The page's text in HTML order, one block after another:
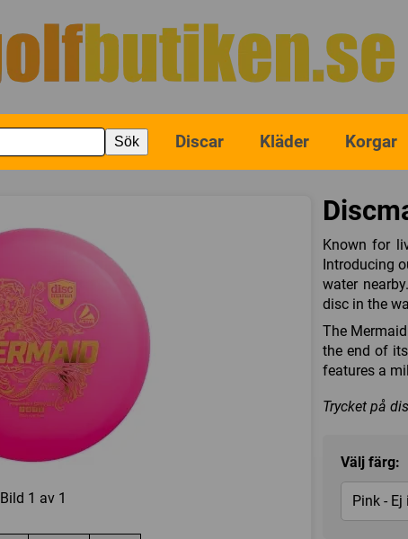
Sök Discar Kläder Korgar
Bild 1 av 1
Known for
Introducing
water
disc in the
The
the end of
features a
Trycket på
Välj färg:
Pink - Ej